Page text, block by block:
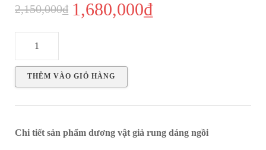
2,150,000₫ Giá
2,150,000₫.
1,680,000₫Giá
rung
massage
ngồi
THÊM VÀO GIỎ HÀNG
Chi tiết sản phẩm dương vật giả rung dáng ngồi